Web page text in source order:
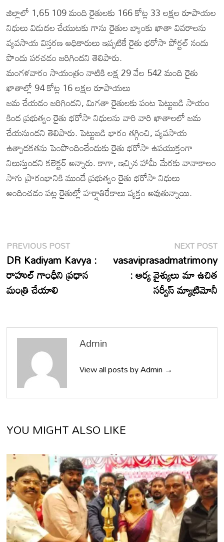
జిల్లాలో 1,65 109 మంది రైతులకు 166 కోట్ల 33 లక్షల రూపాయల
నిధులు విడుదల చేయుటకు గాను రైతుల బ్యాంకు ఖాతా వివరాలను
వ్యవసాయ విస్తరణ అధికారులు ఇప్పటికే రైతు భరోసా పోర్టల్ నందు
పొందు పరచడం జరిగిందని తెలిపారు.
మంగళవారం సాయంత్రం నాటికి లక్ష 29 వేల 542 మంది రైతు
ఖాతాల్లో 94 కోట్ల 16 లక్షల రూపాయలు
జమ చేయడం జరిగిందని, మిగతా రైతులకు పంట పెట్టుబడి సాయం
కింద ప్రభుత్వం రైతు భరోసా నిధులను వారి వారి ఖాతాలలో జమ
చేయనుందని తెలిపారు. పెట్టుబడి భారం తగ్గించి, వ్యవసాయ
ఉత్పాదకతను పెంపొందించేందుకు రైతు భరోసా ఉపయుక్తంగా
నిలుస్తుందని కలెక్టర్ అన్నారు. కాగా, ఇచ్చిన హామీ మేరకు వానాకాలం
సాగు ప్రారంభానికి ముందే ప్రభుత్వం రైతు భరోసా నిధులు
అందించడం పట్ల రైతుల్లో హర్షాతిరేకాలు వ్యక్తం అవుతున్నాయి.
Post
navigation
PREVIOUS POSTPrevious
post:
DR Kadiyam Kavya :
రాహుల్ గాంధీని ప్రధాన
మంత్రి చేయాలి
NEXT POST
vasaviprasadmatrimony
: ఆర్య వైశ్యులు మా ఉచిత
సర్వీస్ మ్యాట్రిమోనీ
Admin
View all posts by Admin →
YOU MIGHT ALSO LIKE